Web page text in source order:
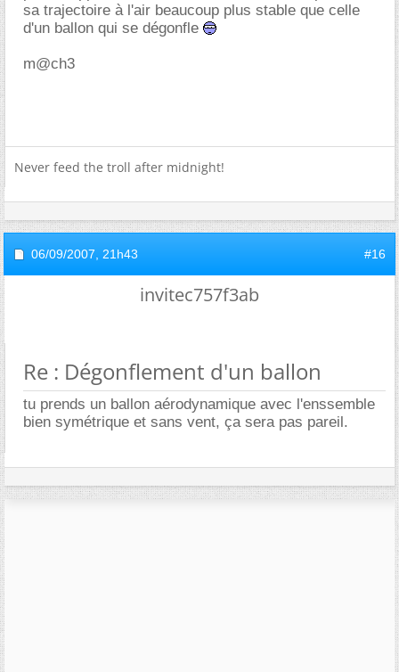
sa trajectoire à l'air beaucoup plus stable que celle
d'un ballon qui se dégonfle
m@ch3
Never feed the troll after midnight!
06/09/2007, 21h43 #16
invitec757f3ab
Re : Dégonflement d'un ballon
tu prends un ballon aérodynamique avec l'enssemble
bien symétrique et sans vent, ça sera pas pareil.